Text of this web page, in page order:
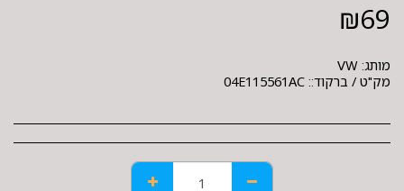
₪69
מותג: VW
מק"ט / ברקוד:: 04E115561AC